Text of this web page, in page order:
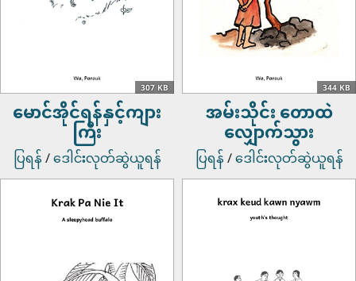
307 KB
မောင်အိုင်ရန်နှင့်ကျား
ကြီး
ပြရန် /ဒေါင်းလုတ်ဆွဲယူရန်
344 KB
အမ်းသိုင်း တောထဲ
လျှောက်သွား
ပြရန် /ဒေါင်းလုတ်ဆွဲယူရန်